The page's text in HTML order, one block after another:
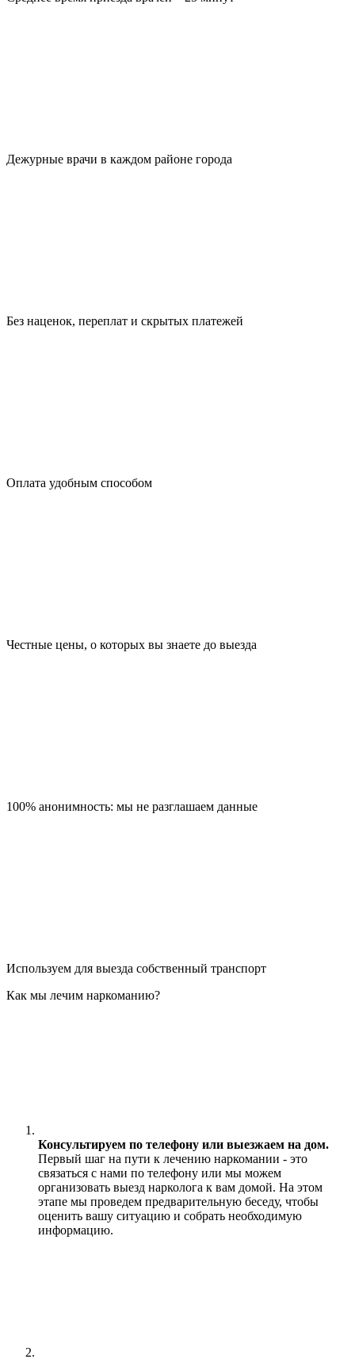
Дежурные врачи в каждом районе города
Без наценок, переплат и скрытых платежей
Оплата удобным способом
Честные цены, о которых вы знаете до выезда
100% анонимность: мы не разглашаем данные
Используем для выезда собственный транспорт
Как мы лечим наркоманию?
Консультируем по телефону или выезжаем на дом.
Первый шаг на пути к лечению наркомании - это
связаться с нами по телефону или мы можем
организовать выезд нарколога к вам домой. На этом
этапе мы проведем предварительную беседу, чтобы
оценить вашу ситуацию и собрать необходимую
информацию.